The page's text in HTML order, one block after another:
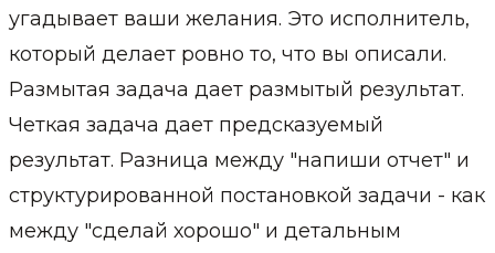
угадывает ваши желания. Это исполнитель,
который делает ровно то, что вы описали.
Размытая задача дает размытый результат.
Четкая задача дает предсказуемый
результат. Разница между "напиши отчет" и
структурированной постановкой задачи - как
между "сделай хорошо" и детальным